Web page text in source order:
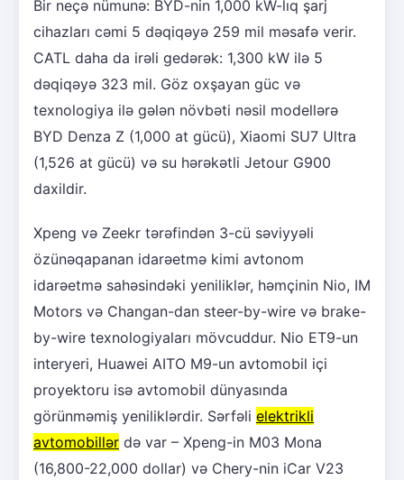
Bir neçə nümunə: BYD-nin 1,000 kW-lıq şarj
cihazları cəmi 5 dəqiqəyə 259 mil məsafə verir.
CATL daha da irəli gedərək: 1,300 kW ilə 5
dəqiqəyə 323 mil. Göz oxşayan güc və
texnologiya ilə gələn növbəti nəsil modellərə
BYD Denza Z (1,000 at gücü), Xiaomi SU7 Ultra
(1,526 at gücü) və su hərəkətli Jetour G900
daxildir.
Xpeng və Zeekr tərəfindən 3-cü səviyyəli
özünəqapanan idarəetmə kimi avtonom
idarəetmə sahəsindəki yeniliklər, həmçinin Nio, IM
Motors və Changan-dan steer-by-wire və brake-
by-wire texnologiyaları mövcuddur. Nio ET9-un
interyeri, Huawei AITO M9-un avtomobil içi
proyektoru isə avtomobil dünyasında
görünməmiş yeniliklərdir. Sərfəli elektrikli
avtomobillər də var – Xpeng-in M03 Mona
(16,800-22,000 dollar) və Chery-nin iCar V23